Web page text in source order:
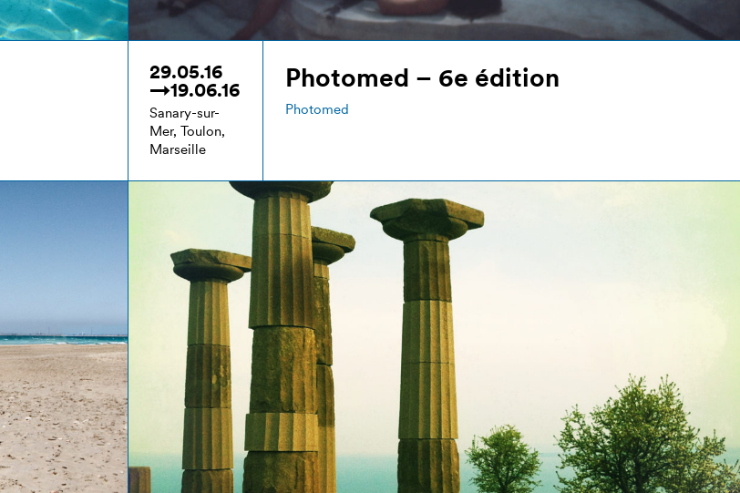
29.05.16
→19.06.16
Sanary-sur-
Mer, Toulon,
Marseille
Photomed – 6e édition
Photomed